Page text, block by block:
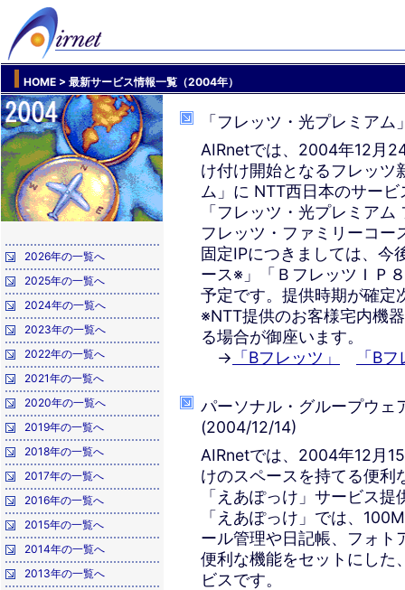
HOME > 最新サービス情報一覧（2004年）
2026年の一覧へ
2025年の一覧へ
2024年の一覧へ
2023年の一覧へ
2022年の一覧へ
2021年の一覧へ
2020年の一覧へ
2019年の一覧へ
2018年の一覧へ
2017年の一覧へ
2016年の一覧へ
2015年の一覧へ
2014年の一覧へ
2013年の一覧へ
「フレッツ・光プレミア
AIRnetでは、2004年12月
け付け開始となるフレッツ
ム」に NTT西日本のサー
「フレッツ・光プレミア
フレッツ・ファミリーコー
固定IPにつきましては、今
ース※」「ＢフレッツＩＰ
予定です。提供時期が確定
※NTT提供のお客様宅内機
る場合が御座います。
→ 「Bフレッツ」 「B
パーソナル・グループウェ
(2004/12/14)
AIRnetでは、2004年12月
けのスペースを持てる便利
「えあぽっけ」サービス
「えあぽっけ」では、
ール管理や日記帳、フォト
便利な機能をセットにした
ビスです。